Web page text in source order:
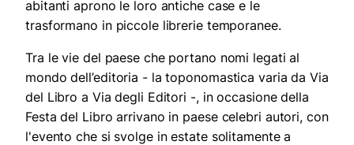
abitanti aprono le loro antiche case e le
trasformano in piccole librerie temporanee.
Tra le vie del paese che portano nomi legati al
mondo dell’editoria - la toponomastica varia da Via
del Libro a Via degli Editori -, in occasione della
Festa del Libro arrivano in paese celebri autori, con
l'evento che si svolge in estate solitamente a